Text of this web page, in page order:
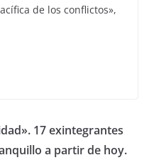
de los conflictos»,
17 exintegrantes
a partir de hoy.